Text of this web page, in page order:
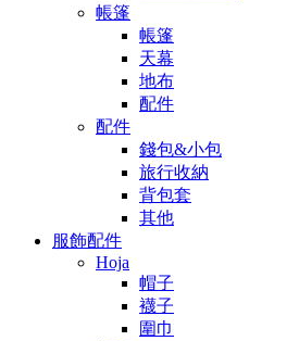
帳篷
帳篷
天幕
地布
配件
配件
錢包&小包
旅行收納
背包套
其他
服飾配件
Hoja
帽子
襪子
圍巾